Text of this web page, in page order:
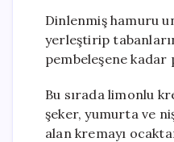
Dinlenmiş hamuru
yerleştirip
pembeleşene kadar
Bu sırada limonlu
şeker, yumurta ve
alan kremayı